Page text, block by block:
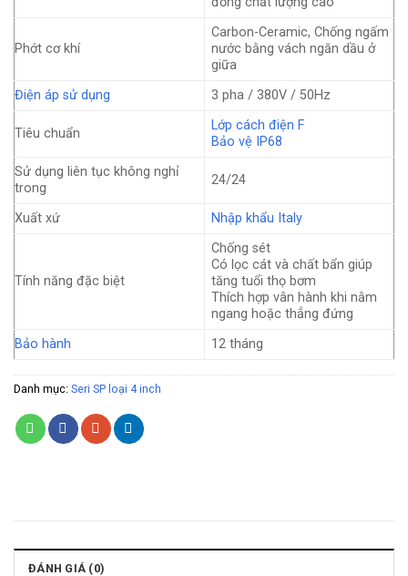
Phớt cơ khí
Carbon-Ceramic, Chống ngấm
nước bằng vách ngăn dầu ở
giữa
Điện áp sử dụng
3 pha / 380V / 50Hz
Tiêu chuẩn
Lớp cách điện F
Bảo vệ IP68
Sử dụng liên tục không nghỉ
trong
24/24
Xuất xứ Nhập khẩu Italy
Tính năng đặc biệt
Chống sét
Có lọc cát và chất bẩn giúp
tăng tuổi thọ bơm
Thích hợp vân hành khi nằm
ngang hoặc thẳng đứng
Bảo hành
12 tháng
Danh mục: Seri SP loại 4 inch
ĐÁNH GIÁ (0)